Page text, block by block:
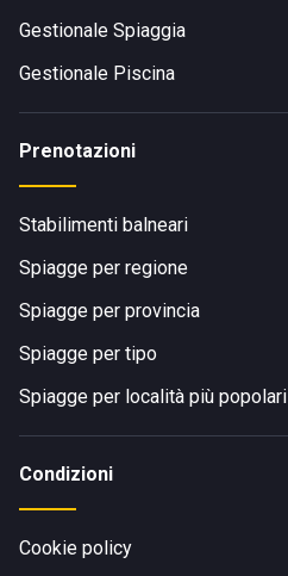
Gestionale Spiaggia
Gestionale Piscina
Prenotazioni
Stabilimenti balneari
Spiagge per regione
Spiagge per provincia
Spiagge per tipo
Spiagge per località più popolari
Condizioni
Cookie policy